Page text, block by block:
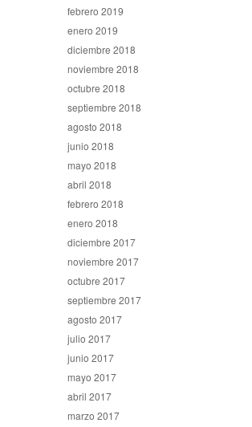
febrero 2019
enero 2019
diciembre 2018
noviembre 2018
octubre 2018
septiembre 2018
agosto 2018
junio 2018
mayo 2018
abril 2018
febrero 2018
enero 2018
diciembre 2017
noviembre 2017
octubre 2017
septiembre 2017
agosto 2017
julio 2017
junio 2017
mayo 2017
abril 2017
marzo 2017